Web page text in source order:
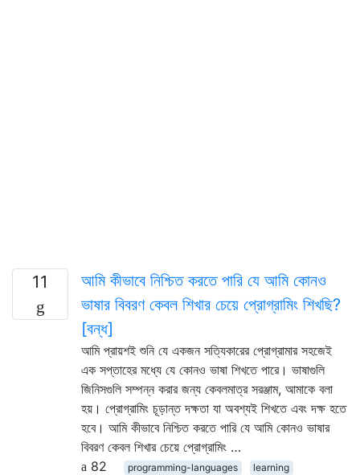
11
আমি কীভাবে নিশ্চিত করতে পারি যে আমি কোনও
ভাষার বিবরণ কেবল শিখার চেয়ে প্রোগ্রামিং শিখছি?
[বন্ধ]
আমি প্রায়শই শুনি যে একজন সত্যিকারের প্রোগ্রামার সহজেই
এক সপ্তাহের মধ্যে যে কোনও ভাষা শিখতে পারে। ভাষাগুলি
জিনিসগুলি সম্পন্ন করার জন্য কেবলমাত্র সরঞ্জাম, আমাকে বলা
হয়। প্রোগ্রামিং চূড়ান্ত দক্ষতা যা অবশ্যই শিখতে এবং দক্ষ হতে
হবে। আমি কীভাবে নিশ্চিত করতে পারি যে আমি কোনও ভাষার
বিবরণ কেবল শিখার চেয়ে প্রোগ্রামিং …
82
programming-languages
learning